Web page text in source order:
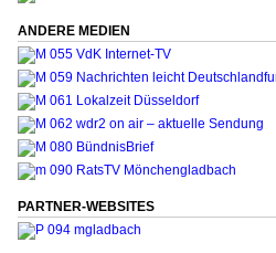
ANDERE MEDIEN
PARTNER-WEBSITES